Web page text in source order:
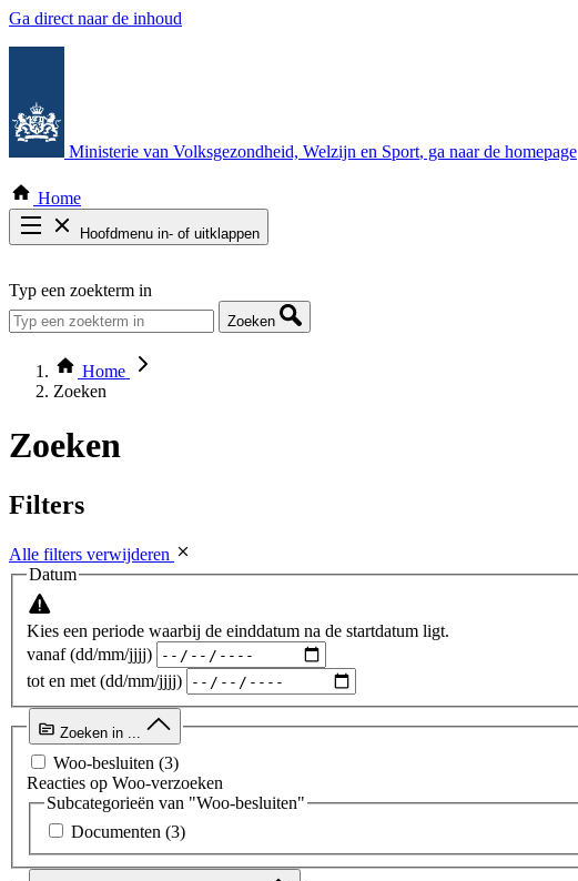
Ga direct naar de inhoud
Ministerie van Volksgezondheid, Welzijn en Sport, ga naar de homepage
Home
Hoofdmenu in- of uitklappen
Thema COVID-19
Bekijk per bestuursorgaan
Typ een zoekterm in
Zoeken
Home
Zoeken
Zoeken
Filters
Alle filters verwijderen
Datum
Kies een periode waarbij de einddatum na de startdatum ligt.
vanaf (dd/mm/jjjj)
tot en met (dd/mm/jjjj)
Zoeken in ...
Woo-besluiten (3)
Reacties op Woo-verzoeken
Subcategorieën van "Woo-besluiten"
Documenten (3)